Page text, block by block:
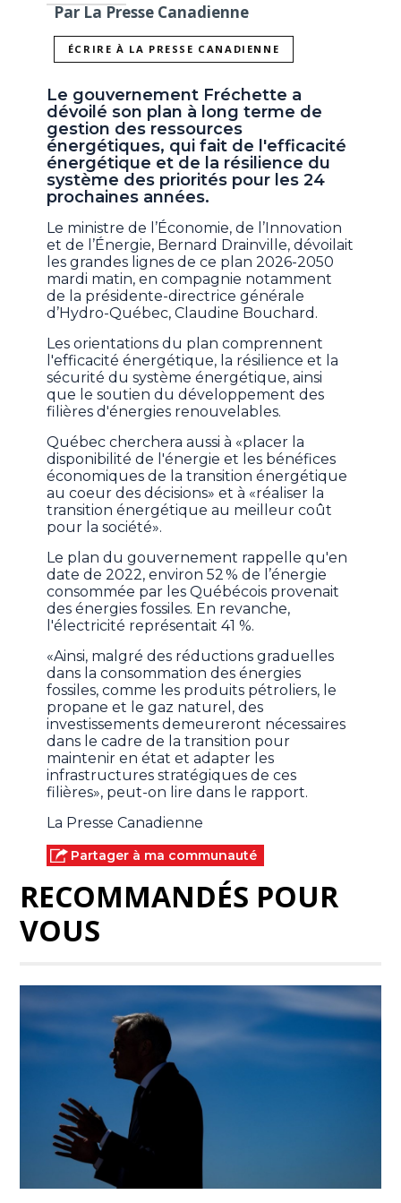
Par La Presse Canadienne
ÉCRIRE À LA PRESSE CANADIENNE
Le gouvernement Fréchette a
dévoilé son plan à long terme de
gestion des ressources
énergétiques, qui fait de l'efficacité
énergétique et de la résilience du
système des priorités pour les 24
prochaines années.
Le ministre de l’Économie, de l’Innovation
et de l’Énergie, Bernard Drainville, dévoilait
les grandes lignes de ce plan 2026-2050
mardi matin, en compagnie notamment
de la présidente-directrice générale
d’Hydro-Québec, Claudine Bouchard.
Les orientations du plan comprennent
l'efficacité énergétique, la résilience et la
sécurité du système énergétique, ainsi
que le soutien du développement des
filières d'énergies renouvelables.
Québec cherchera aussi à «placer la
disponibilité de l'énergie et les bénéfices
économiques de la transition énergétique
au coeur des décisions» et à «réaliser la
transition énergétique au meilleur coût
pour la société».
Le plan du gouvernement rappelle qu'en
date de 2022, environ 52 % de l’énergie
consommée par les Québécois provenait
des énergies fossiles. En revanche,
l'électricité représentait 41 %.
«Ainsi, malgré des réductions graduelles
dans la consommation des énergies
fossiles, comme les produits pétroliers, le
propane et le gaz naturel, des
investissements demeureront nécessaires
dans le cadre de la transition pour
maintenir en état et adapter les
infrastructures stratégiques de ces
filières», peut-on lire dans le rapport.
La Presse Canadienne
Partager à ma communauté
RECOMMANDÉS POUR
VOUS